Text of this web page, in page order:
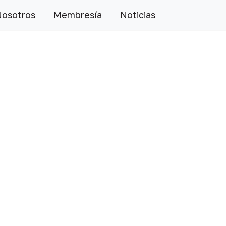
Membresía Noticias